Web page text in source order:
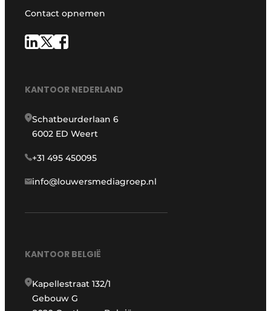
Contact opnemen
KANTOOR NEDERLAND
Schatbeurderlaan 6
6002 ED Weert
+31 495 450095
info@louwersmediagroep.nl
KANTOOR BELGIË
Kapellestraat 132/1
Gebouw G